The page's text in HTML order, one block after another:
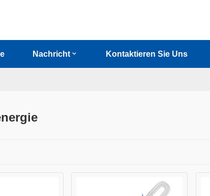
Nachricht Kontaktieren Sie Uns